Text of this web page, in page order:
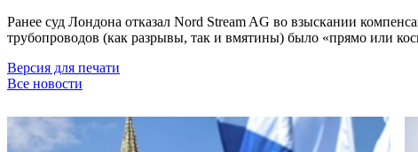
Ранее суд Лондона отказал Nord Stream AG во взыскании
трубопроводов (как разрывы, так и вмятины) было «прямо или
Версия для печати
Все новости